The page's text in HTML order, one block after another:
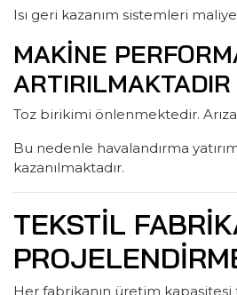
Isı geri kazanım sistemleri
MAKINE
ARTIRILMAKTADIR
Toz birikimi önlenmektedir.
Bu nedenle havalandırma
kazanılmaktadır.
TEKSTIL
Her fabrikanın üretim kapasitesi